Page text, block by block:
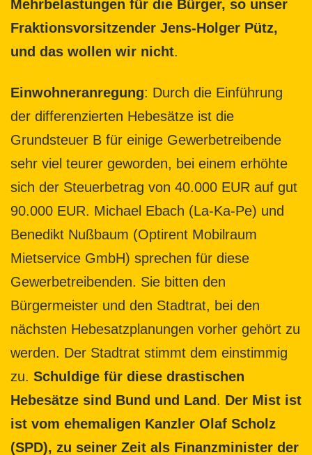
Mehrbelastungen für die Bürger, so unser
Fraktionsvorsitzender Jens-Holger Pütz,
und das wollen wir nicht.
Einwohneranregung: Durch die Einführung
der differenzierten Hebesätze ist die
Grundsteuer B für einige Gewerbetreibende
sehr viel teurer geworden, bei einem erhöhte
sich der Steuerbetrag von 40.000 EUR auf gut
90.000 EUR. Michael Ebach (La-Ka-Pe) und
Benedikt Nußbaum (Optirent Mobilraum
Mietservice GmbH) sprechen für diese
Gewerbetreibenden. Sie bitten den
Bürgermeister und den Stadtrat, bei den
nächsten Hebesatzplanungen vorher gehört zu
werden. Der Stadtrat stimmt dem einstimmig
zu. Schuldige für diese drastischen
Hebesätze sind Bund und Land . Der Mist ist
ist vom ehemaligen Kanzler Olaf Scholz
(SPD), zu seiner Zeit als Finanzminister der